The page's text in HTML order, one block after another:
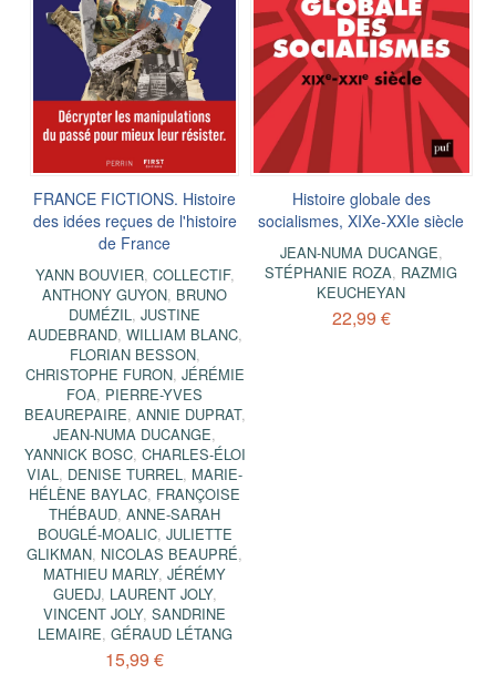
FRANCE FICTIONS. Histoire
des idées reçues de l'histoire
de France
YANN BOUVIER, COLLECTIF,
ANTHONY GUYON, BRUNO
DUMÉZIL,JUSTINE
AUDEBRAND, WILLIAM BLANC,
FLORIAN BESSON,
CHRISTOPHE FURON, JÉRÉMIE
FOA, PIERRE-YVES
BEAUREPAIRE, ANNIE DUPRAT,
JEAN-NUMA DUCANGE,
YANNICK BOSC, CHARLES-ÉLOI
VIAL, DENISE TURREL, MARIE-
HÉLÈNE BAYLAC, FRANÇOISE
THÉBAUD,ANNE-SARAH
BOUGLÉ-MOALIC, JULIETTE
GLIKMAN, NICOLAS BEAUPRÉ,
MATHIEU MARLY,JÉRÉMY
GUEDJ, LAURENT JOLY,
VINCENT JOLY,SANDRINE
LEMAIRE, GÉRAUD LÉTANG
15,99 €
Histoire globale des
socialismes, XIXe-XXIe siècle
JEAN-NUMA DUCANGE,
STÉPHANIE ROZA, RAZMIG
KEUCHEYAN
22,99 €